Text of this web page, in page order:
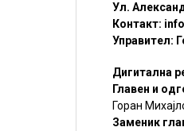
Ул.
Контакт:
Управител:
Дигитална
Главен и
Горан
Заменик